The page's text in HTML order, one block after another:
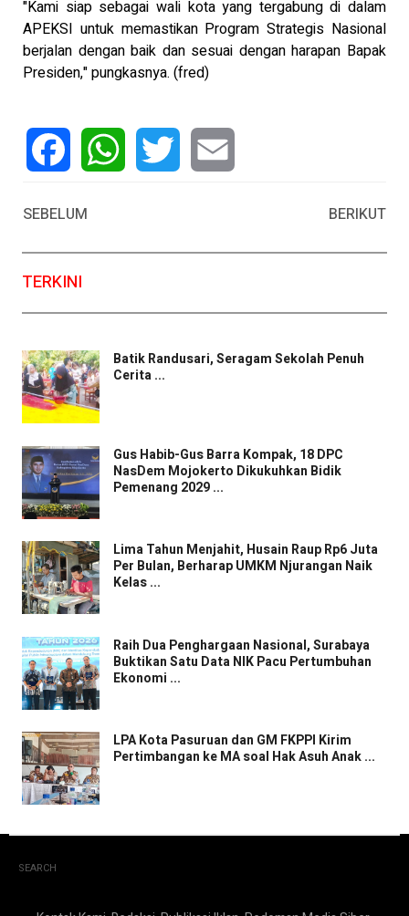
"Kami siap sebagai wali kota yang tergabung di dalam
APEKSI untuk memastikan Program Strategis Nasional
berjalan dengan baik dan sesuai dengan harapan Bapak
Presiden," pungkasnya. (fred)
SEBELUM
BERIKUT
TERKINI
Batik Randusari, Seragam Sekolah Penuh
Cerita ...
Gus Habib-Gus Barra Kompak, 18 DPC
NasDem Mojokerto Dikukuhkan Bidik
Pemenang 2029 ...
Lima Tahun Menjahit, Husain Raup Rp6 Juta
Per Bulan, Berharap UMKM Njurangan Naik
Kelas ...
Raih Dua Penghargaan Nasional, Surabaya
Buktikan Satu Data NIK Pacu Pertumbuhan
Ekonomi ...
LPA Kota Pasuruan dan GM FKPPI Kirim
Pertimbangan ke MA soal Hak Asuh Anak ...
SEARCH